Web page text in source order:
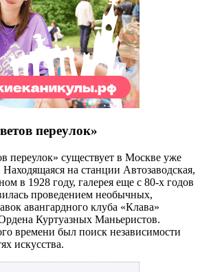
переулок»
переулок» существует в Москве уже
Находящаяся на станции Автозаводская,
в 1928 году, галерея еще с 80-х годов
проведением необычных,
авангардного клуба «Клава»
Куртуазных Маньеристов.
времени был поиск независимости
искусства.